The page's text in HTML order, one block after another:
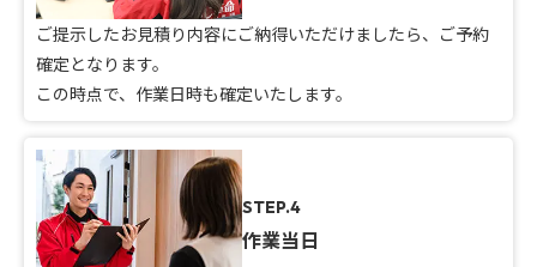
ご提示したお見積り内容にご納得いただけましたら、ご予約
確定となります。
この時点で、作業日時も確定いたします。
STEP.4
作業当日